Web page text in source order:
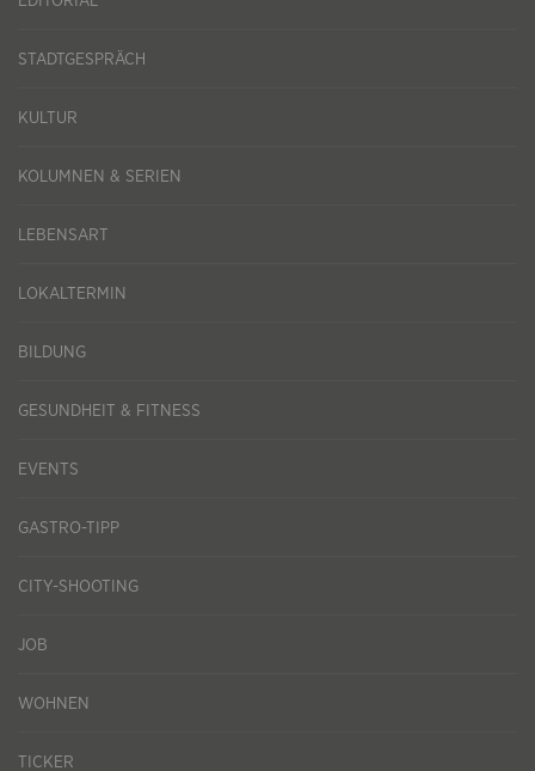
STADTGESPRÄCH
KULTUR
KOLUMNEN & SERIEN
LEBENSART
LOKALTERMIN
BILDUNG
GESUNDHEIT & FITNESS
EVENTS
GASTRO-TIPP
CITY-SHOOTING
JOB
WOHNEN
TICKER